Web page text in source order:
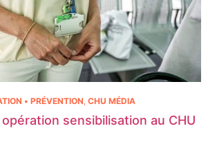
opération sensibilisation au CHU
• PRÉVENTION, CHU MÉDIA